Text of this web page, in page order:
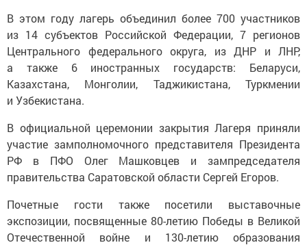
В этом году лагерь объединил более 700 участников
из 14 субъектов Российской Федерации, 7 регионов
Центрального федерального округа, из ДНР и ЛНР,
а также 6 иностранных государств: Беларуси,
Казахстана, Монголии, Таджикистана, Туркмении
и Узбекистана.
В официальной церемонии закрытия Лагеря приняли
участие замполномочного представителя Президента
РФ в ПФО Олег Машковцев и зампредседателя
правительства Саратовской области Сергей Егоров.
Почетные гости также посетили выставочные
экспозиции, посвященные 80-летию Победы в Великой
Отечественной войне и 130-летию образования